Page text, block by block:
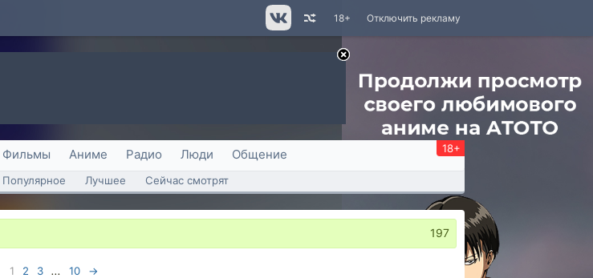
Отключить рекламу
18+
Фильмы Аниме Радио Люди Общение 18+
Популярное Лучшее Сейчас смотрят
197
1 2 3 ... 10 →